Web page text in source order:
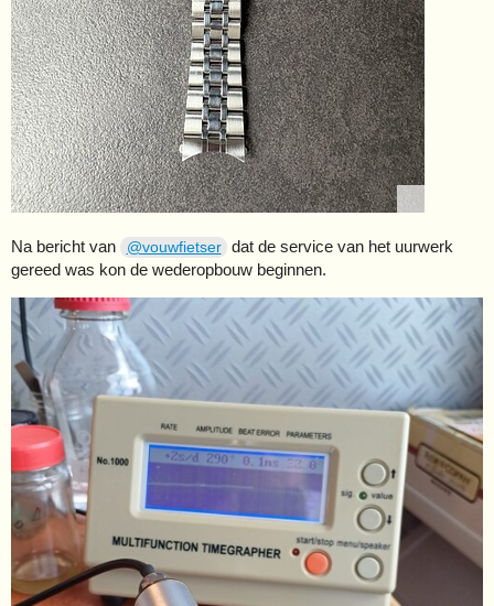
Na bericht van @vouwfietser dat de service van het uurwerk
gereed was kon de wederopbouw beginnen.